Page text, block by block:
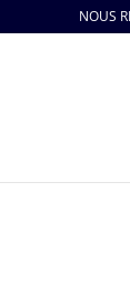
NOUS